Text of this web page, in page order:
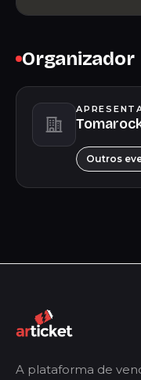
Organizador
Outros
A plataforma de